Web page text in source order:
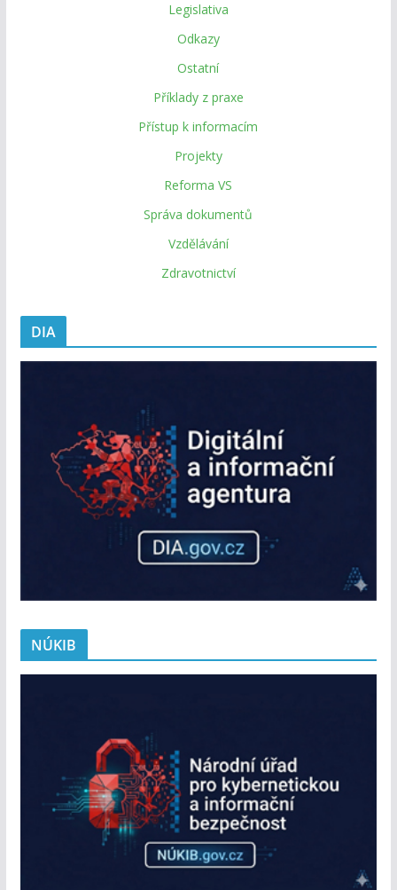
Legislativa
Odkazy
Ostatní
Příklady z praxe
Přístup k informacím
Projekty
Reforma VS
Správa dokumentů
Vzdělávání
Zdravotnictví
DIA
NÚKIB